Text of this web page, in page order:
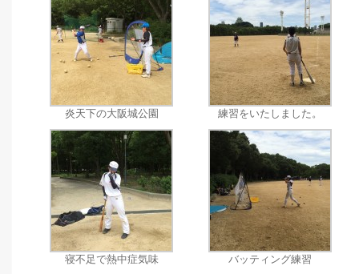
炎天下の大阪城公園 練習をいたしました。
寝不足で熱中症気味 バッティング練習